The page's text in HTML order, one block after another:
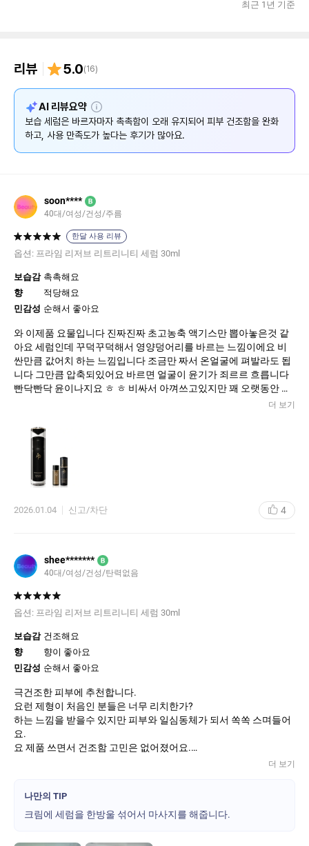
최근 1년 기준
리뷰 5.0(16)
AI 리뷰요약 설
명
보습 세럼은 바르자마자 촉촉함이 오래 유지되어 피부 건조함을 완화
하고, 사용 만족도가 높다는 후기가 많아요.
soon**** B
40대/여성/건성/주름
한달 사용 리뷰
옵션: 프라임 리저브 리트리니티 세럼 30ml
보습감 촉촉해요
향
적당해요
민감성 순해서 좋아요
와 이제품 요물입니다 진짜진짜 초고농축 액기스만 뽑아놓은것 같
아요 세럼인데 꾸덕꾸덕해서 영양덩어리를 바르는 느낌이에요 비
싼만큼 값어치 하는 느낌입니다 조금만 짜서 온얼굴에 펴발라도 됩
니다 그만큼 압축되있어요 바르면 얼굴이 윤기가 죄르르 흐릅니다
빤닥빤닥 윤이나지요 ㅎ ㅎ 비싸서 아껴쓰고있지만 꽤 오랫동안 사
용합니다 최고의제품이에요 앞으로도 꾸준히 사용해보려합니다더 보기
2026.01.04 신고/차단 4
shee******* B
40대/여성/건성/탄력없음
옵션: 프라임 리저브 리트리니티 세럼 30ml
보습감 건조해요
향
향이 좋아요
민감성 순해서 좋아요
극건조한 피부에 추천합니다.
요런 제형이 처음인 분들은 너무 리치한가?
하는 느낌을 받을수 있지만 피부와 일심동체가 되서 쏙쏙 스며들어
요.
요 제품 쓰면서 건조함 고민은 없어졌어요.
더 보기
나만의 TIP
크림에 세럼을 한방울 섞어서 마사지를 해줍니다.